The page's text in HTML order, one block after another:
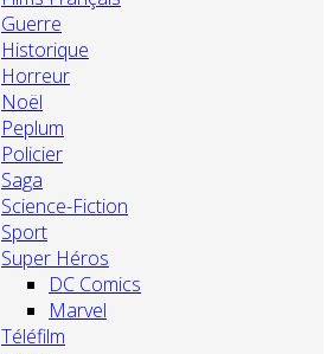
Guerre
Historique
Horreur
Noël
Peplum
Policier
Saga
Science-Fiction
Sport
Super Héros
DC Comics
Marvel
Téléfilm